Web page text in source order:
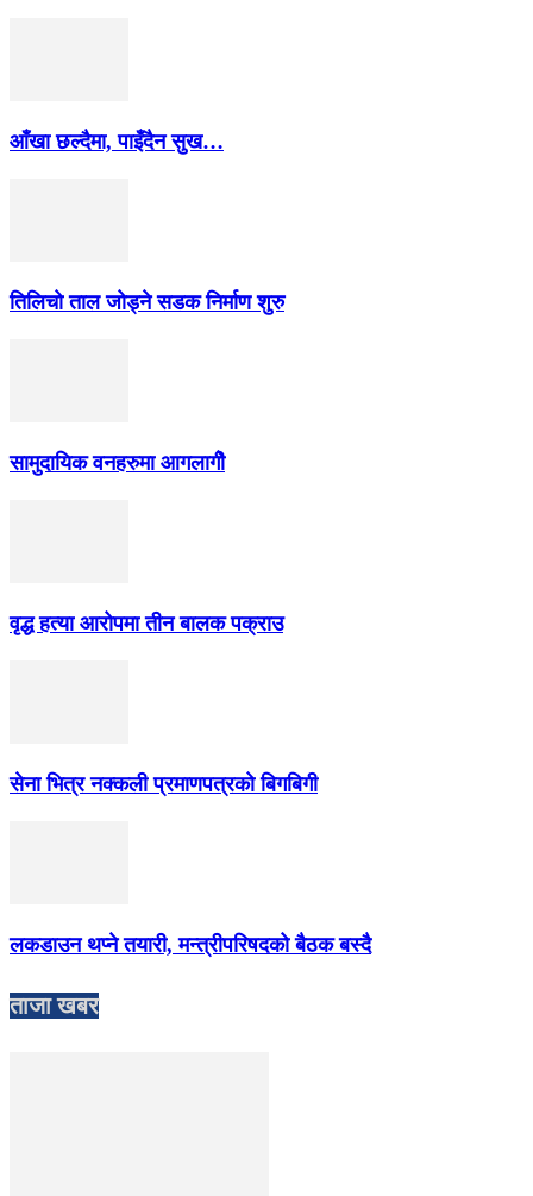
आँखा छल्दैमा, पाइँदैन सुख…
तिलिचो ताल जोड्ने सडक निर्माण शुरु
सामुदायिक वनहरुमा आगलागीे
वृद्ध हत्या आरोपमा तीन बालक पक्राउ
सेना भित्र नक्कली प्रमाणपत्रको बिगबिगी
लकडाउन थप्ने तयारी, मन्त्रीपरिषदको बैठक बस्दै
ताजा खबर